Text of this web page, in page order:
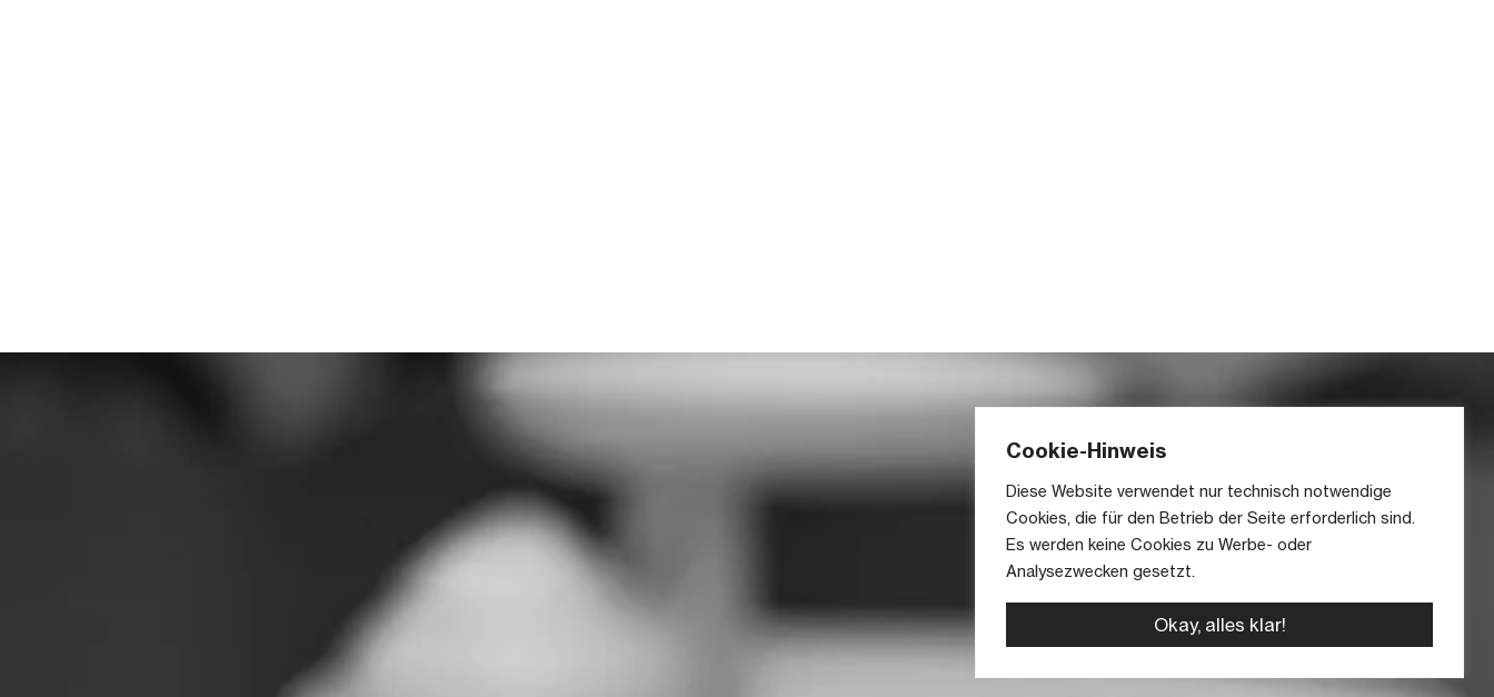
Cookie-Hinweis
Diese Website verwendet nur technisch notwendige
Cookies, die für den Betrieb der Seite erforderlich sind.
Es werden keine Cookies zu Werbe- oder
Analysezwecken gesetzt.
Okay, alles klar!